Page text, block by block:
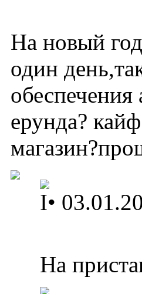
На новый
один
обеспечения
ерунда?
I•
На